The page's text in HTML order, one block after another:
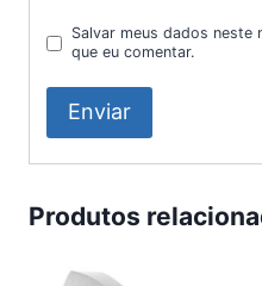
Salvar meus dados neste
que eu comentar.
Produtos